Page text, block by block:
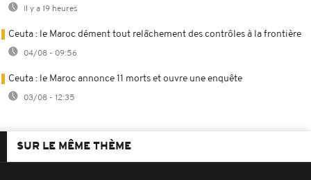
Il y a 19 heures
Ceuta : le Maroc dément tout relâchement des contrôles à la frontière
04/08 - 09:56
Ceuta : le Maroc annonce 11 morts et ouvre une enquête
03/08 - 12:35
SUR LE MÊME THÈME